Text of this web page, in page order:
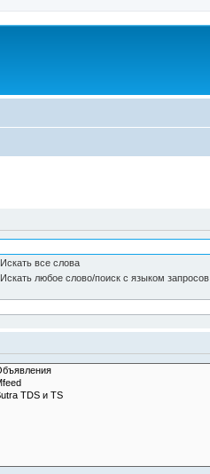
Искать все слова
Искать любое слово/поиск с языком запросов